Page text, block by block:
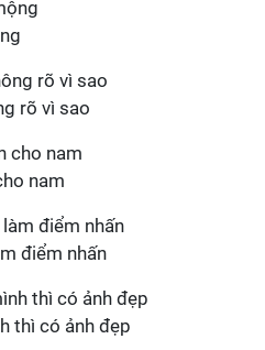
rõ vì sao
nam
điểm nhấn
thì có ảnh đẹp